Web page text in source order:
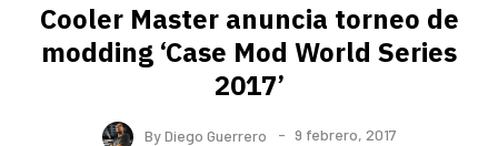
Cooler Master anuncia torneo de
modding ‘Case Mod World Series
2017’
ByDiego Guerrero 9 febrero, 2017